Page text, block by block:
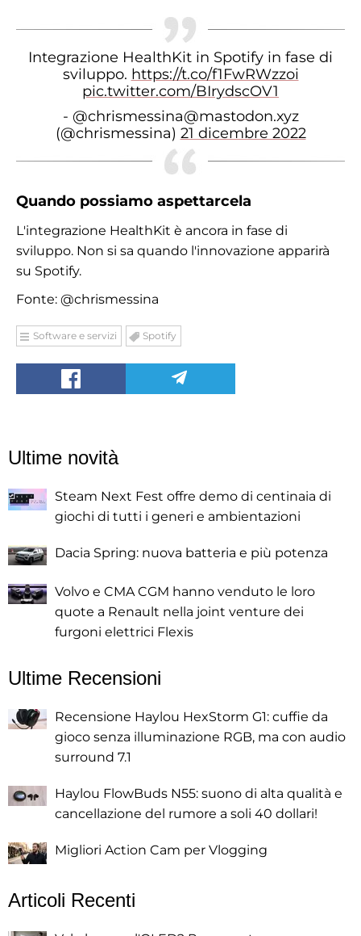
Integrazione HealthKit in Spotify in fase di
sviluppo. https://t.co/f1FwRWzzoi
pic.twitter.com/BIrydscOV1
- @chrismessina@mastodon.xyz
(@chrismessina) 21 dicembre 2022
Quando possiamo aspettarcela
L'integrazione HealthKit è ancora in fase di
sviluppo. Non si sa quando l'innovazione apparirà
su Spotify.
Fonte: @chrismessina
Software e servizi Spotify
Ultime novità
Steam Next Fest offre demo di centinaia di
giochi di tutti i generi e ambientazioni
Dacia Spring: nuova batteria e più potenza
Volvo e CMA CGM hanno venduto le loro
quote a Renault nella joint venture dei
furgoni elettrici Flexis
Ultime Recensioni
Recensione Haylou HexStorm G1: cuffie da
gioco senza illuminazione RGB, ma con audio
surround 7.1
Haylou FlowBuds N55: suono di alta qualità e
cancellazione del rumore a soli 40 dollari!
Migliori Action Cam per Vlogging
Articoli Recenti